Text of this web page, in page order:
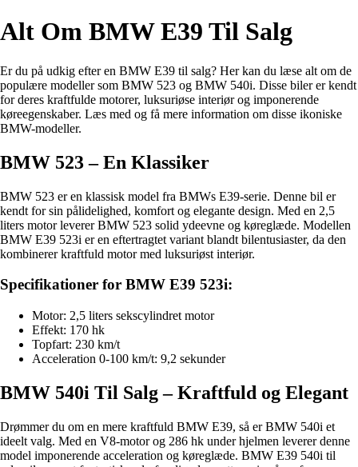
Alt Om BMW E39 Til Salg
Er du på udkig efter en BMW E39 til salg? Her kan du læse alt om de
populære modeller som BMW 523 og BMW 540i. Disse biler er kendt
for deres kraftfulde motorer, luksuriøse interiør og imponerende
køreegenskaber. Læs med og få mere information om disse ikoniske
BMW-modeller.
BMW 523 – En Klassiker
BMW 523 er en klassisk model fra BMWs E39-serie. Denne bil er
kendt for sin pålidelighed, komfort og elegante design. Med en 2,5
liters motor leverer BMW 523 solid ydeevne og køreglæde. Modellen
BMW E39 523i er en eftertragtet variant blandt bilentusiaster, da den
kombinerer kraftfuld motor med luksuriøst interiør.
Specifikationer for BMW E39 523i:
Motor: 2,5 liters sekscylindret motor
Effekt: 170 hk
Topfart: 230 km/t
Acceleration 0-100 km/t: 9,2 sekunder
BMW 540i Til Salg – Kraftfuld og Elegant
Drømmer du om en mere kraftfuld BMW E39, så er BMW 540i et
ideelt valg. Med en V8-motor og 286 hk under hjelmen leverer denne
model imponerende acceleration og køreglæde. BMW E39 540i til